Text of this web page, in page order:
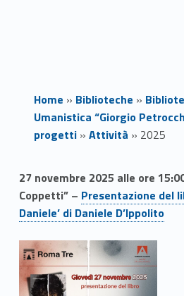
Home » Biblioteche »
Umanistica “Giorgio
progetti» Attività » 2025
2
0
2
5
27 novembre 2025 alle ore
Coppetti” – Presentazione del
Daniele’ di Daniele D’Ippolito